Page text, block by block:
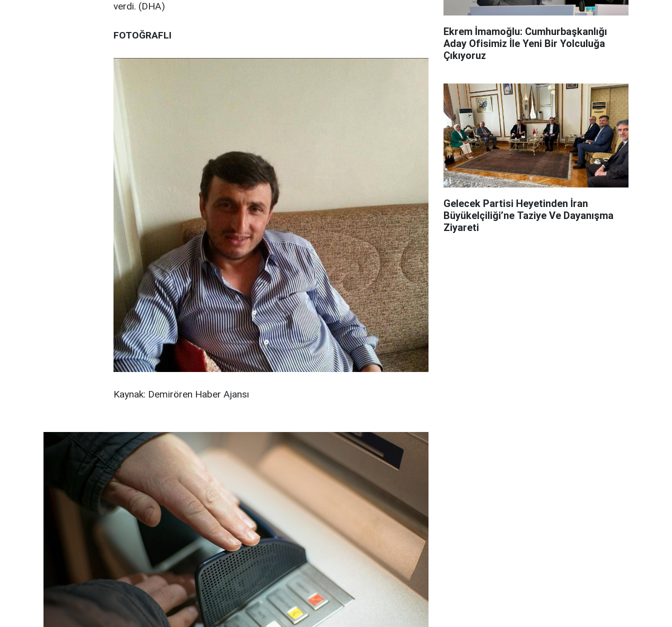
verdi. (DHA)
FOTOĞRAFLI
Kaynak: Demirören Haber Ajansı
Ekrem İmamoğlu: Cumhurbaşkanlığı
Aday Ofisimiz İle Yeni Bir Yolculuğa
Çıkıyoruz
Gelecek Partisi Heyetinden İran
Büyükelçiliği’ne Taziye Ve Dayanışma
Ziyareti